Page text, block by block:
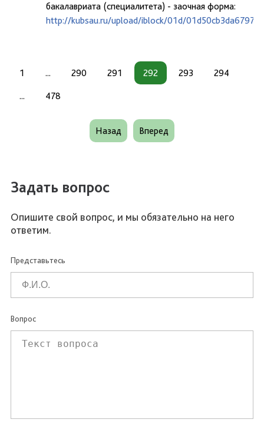
бакалавриата (специалитета) - заочная форма:
http://kubsau.ru/upload/iblock/01d/
1 ... 290 291 292 293 294
... 478
Назад Вперед
Задать вопрос
Опишите свой вопрос, и мы обязательно на него
ответим.
Представьтесь
Вопрос